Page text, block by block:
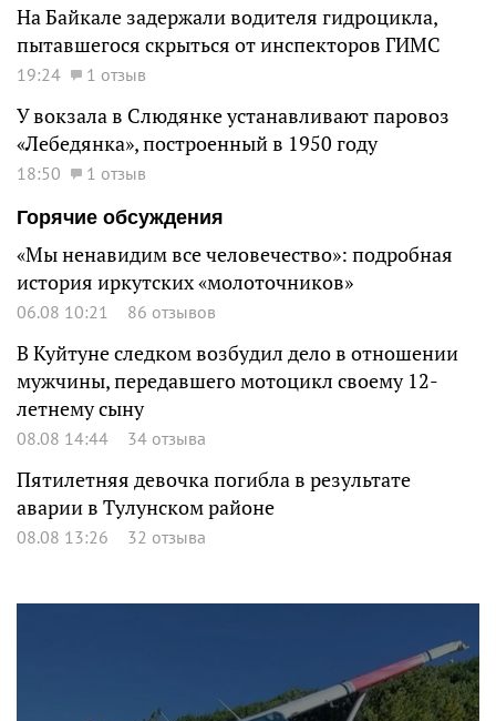
На Байкале задержали водителя гидроцикла,
пытавшегося скрыться от инспекторов ГИМС
19:24 1 отзыв
У вокзала в Слюдянке устанавливают паровоз
«Лебедянка», построенный в 1950 году
18:50
1 отзыв
Горячие обсуждения
«Мы ненавидим все человечество»: подробная
история иркутских «молоточников»
06.08 10:21 86 отзывов
В Куйтуне следком возбудил дело в отношении
мужчины, передавшего мотоцикл своему 12-
летнему сыну
08.08 14:44 34 отзыва
Пятилетняя девочка погибла в результате
аварии в Тулунском районе
08.08 13:26 32 отзыва